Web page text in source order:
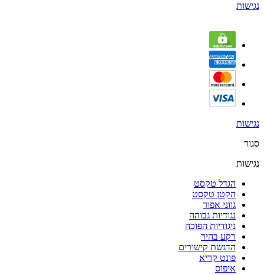
נגישות
נגישות
סגור
נגישות
הגדל טקסט
הקטן טקסט
גווני אפור
נגודיות גבוהה
ניגודיות הפוכה
רקע בהיר
הדגשת קישורים
פונט קריא
איפוס